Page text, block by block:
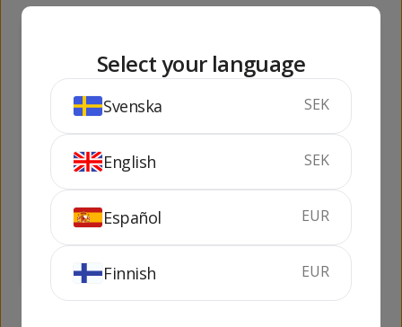
FC Barcelona
13.5%
SLUTSÅLD
Habla de Ti Pack (2
flaskor + 2 Riedel
Glas)
12.5%
SLUTSÅLD
Select your language
Svenska SEK
English SEK
Español EUR
Finnish EUR